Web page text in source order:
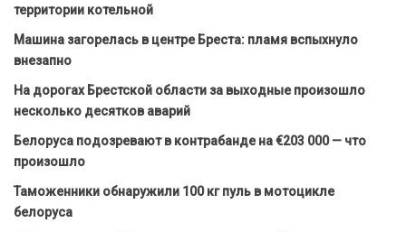
территории котельной
Машина загорелась в центре Бреста: пламя вспыхнуло
внезапно
На дорогах Брестской области за выходные произошло
несколько десятков аварий
Белоруса подозревают в контрабанде на €203 000 — что
произошло
Таможенники обнаружили 100 кг пуль в мотоцикле
белоруса